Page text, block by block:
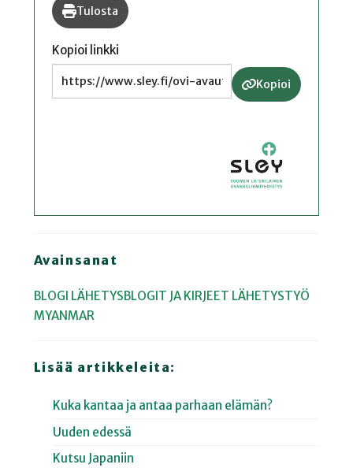
Tulosta
Kopioi linkki
Kopioi
Avainsanat
BLOGI LÄHETYSBLOGIT JA KIRJEET LÄHETYSTYÖ
MYANMAR
Lisää artikkeleita:
Kuka kantaa ja antaa parhaan elämän?
Uuden edessä
Kutsu Japaniin